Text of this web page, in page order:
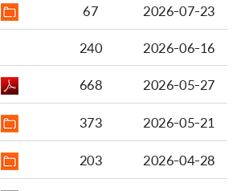
67
2026-07-23
240
2026-06-16
668
2026-05-27
373
2026-05-21
203
2026-04-28